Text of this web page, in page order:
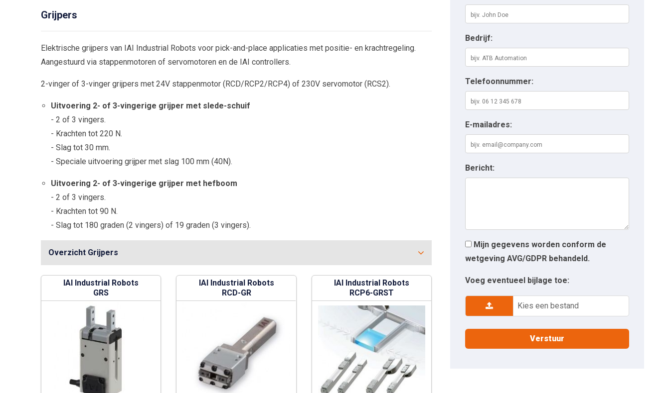
Grijpers
Elektrische grijpers van IAI Industrial Robots voor pick-and-place applicaties met positie- en krachtregeling.
Aangestuurd via stappenmotoren of servomotoren en de IAI controllers.
2-vinger of 3-vinger grijpers met 24V stappenmotor (RCD/RCP2/RCP4) of 230V servomotor (RCS2).
Uitvoering 2- of 3-vingerige grijper met slede-schuif
- 2 of 3 vingers.
- Krachten tot 220 N.
- Slag tot 30 mm.
- Speciale uitvoering grijper met slag 100 mm (40N).
Uitvoering 2- of 3-vingerige grijper met hefboom
- 2 of 3 vingers.
- Krachten tot 90 N.
- Slag tot 180 graden (2 vingers) of 19 graden (3 vingers).
Overzicht Grijpers
IAI Industrial Robots
GRS
IAI Industrial Robots
RCD-GR
IAI Industrial Robots
RCP6-GRST
Bedrijf:
Telefoonnummer:
E-mailadres:
Bericht:
Mijn gegevens worden conform de
wetgeving AVG/GDPR behandeld.
Voeg eventueel bijlage toe:
Kies een bestand